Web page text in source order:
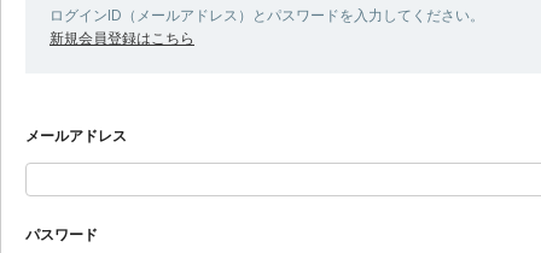
ログインID（メールアドレス）とパスワードを入力してください。
新規会員登録はこちら
メールアドレス
パスワード